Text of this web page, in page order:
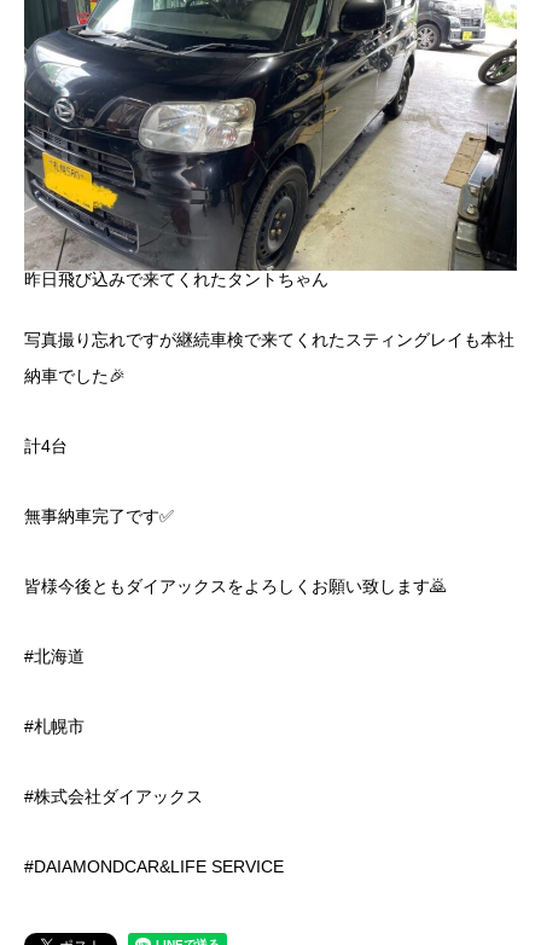
昨日飛び込みで来てくれたタントちゃん
写真撮り忘れですが継続車検で来てくれたスティングレイも本社
納車でした🎉
計4台
無事納車完了です✅
皆様今後ともダイアックスをよろしくお願い致します🙇
#北海道
#札幌市
#株式会社ダイアックス
#DAIAMONDCAR&LIFE SERVICE